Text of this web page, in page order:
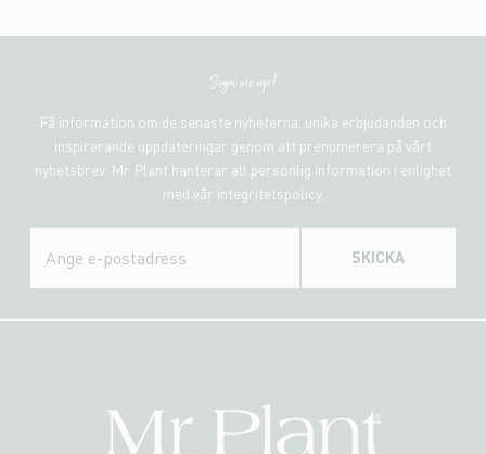
Sign me up!
Få information om de senaste nyheterna, unika erbjudanden och
inspirerande uppdateringar genom att prenumerera på vårt
nyhetsbrev. Mr Plant hanterar all personlig information i enlighet
med vår integritetspolicy.
SKICKA